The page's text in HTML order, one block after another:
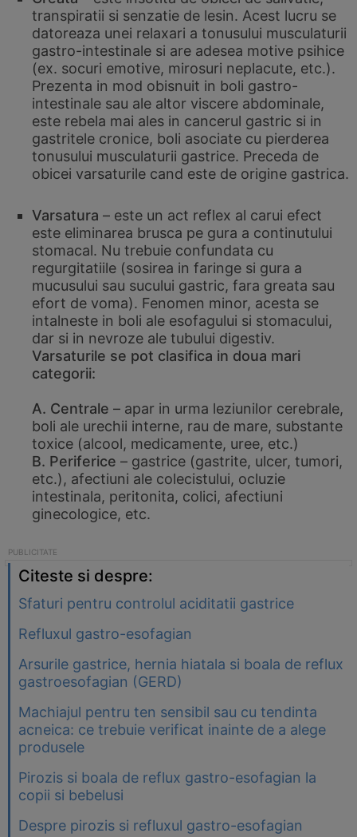
transpiratii si senzatie de lesin. Acest lucru se
datoreaza unei relaxari a tonusului musculaturii
gastro-intestinale si are adesea motive psihice
(ex. socuri emotive, mirosuri neplacute, etc.).
Prezenta in mod obisnuit in boli gastro-
intestinale sau ale altor viscere abdominale,
este rebela mai ales in cancerul gastric si in
gastritele cronice, boli asociate cu pierderea
tonusului musculaturii gastrice. Preceda de
obicei varsaturile cand este de origine gastrica.
Varsatura – este un act reflex al carui efect
este eliminarea brusca pe gura a continutului
stomacal. Nu trebuie confundata cu
regurgitatiile (sosirea in faringe si gura a
mucusului sau sucului gastric, fara greata sau
efort de voma). Fenomen minor, acesta se
intalneste in boli ale esofagului si stomacului,
dar si in nevroze ale tubului digestiv.
Varsaturile se pot clasifica in doua mari
categorii:
A. Centrale – apar in urma leziunilor cerebrale,
boli ale urechii interne, rau de mare, substante
toxice (alcool, medicamente, uree, etc.)
B. Periferice – gastrice (gastrite, ulcer, tumori,
etc.), afectiuni ale colecistului, ocluzie
intestinala, peritonita, colici, afectiuni
ginecologice, etc.
Citeste si despre:
Sfaturi pentru controlul aciditatii gastrice
Refluxul gastro-esofagian
Arsurile gastrice, hernia hiatala si boala de reflux
gastroesofagian (GERD)
Machiajul pentru ten sensibil sau cu tendinta
acneica: ce trebuie verificat inainte de a alege
produsele
Pirozis si boala de reflux gastro-esofagian la
copii si bebelusi
Despre pirozis si refluxul gastro-esofagian